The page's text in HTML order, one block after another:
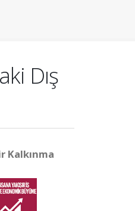
Dış
Kalkınma